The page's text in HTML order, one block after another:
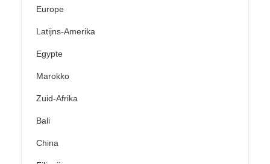
Europe
Latijns-Amerika
Egypte
Marokko
Zuid-Afrika
Bali
China